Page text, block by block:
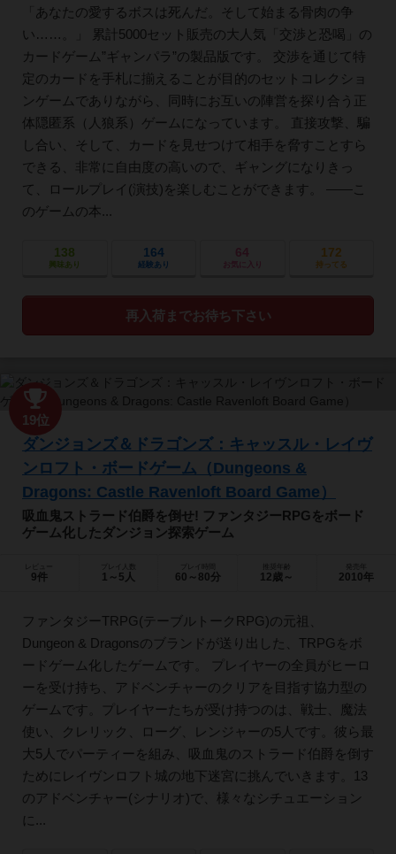
「あなたの愛するボスは死んだ。そして始まる骨肉の争
い……。」 累計5000セット販売の大人気「交渉と恐喝」の
カードゲーム”ギャンパラ”の製品版です。 交渉を通じて特
定のカードを手札に揃えることが目的のセットコレクショ
ンゲームでありながら、同時にお互いの陣営を探り合う正
体隠匿系（人狼系）ゲームになっています。 直接攻撃、騙
し合い、そして、カードを見せつけて相手を脅すことすら
できる、非常に自由度の高いので、ギャングになりきっ
て、ロールプレイ(演技)を楽しむことができます。 ――こ
のゲームの本...
138
興味あり
164
経験あり
64
お気に入り
172
持ってる
再入荷までお待ち下さい
19位
ダンジョンズ＆ドラゴンズ：キャッスル・レイヴ
ンロフト・ボードゲーム（Dungeons &
Dragons: Castle Ravenloft Board Game）
吸血鬼ストラード伯爵を倒せ! ファンタジーRPGをボード
ゲーム化したダンジョン探索ゲーム
9件
プレイ人数
1～5人 60～80分 12歳～ 2010年
ファンタジーTRPG(テーブルトークRPG)の元祖、
Dungeon & Dragonsのブランドが送り出した、TRPGをボ
ードゲーム化したゲームです。 プレイヤーの全員がヒーロ
ーを受け持ち、アドベンチャーのクリアを目指す協力型の
ゲームです。プレイヤーたちが受け持つのは、戦士、魔法
使い、クレリック、ローグ、レンジャーの5人です。彼ら最
大5人でパーティーを組み、吸血鬼のストラード伯爵を倒す
ためにレイヴンロフト城の地下迷宮に挑んでいきます。13
のアドベンチャー(シナリオ)で、様々なシチュエーション
に...